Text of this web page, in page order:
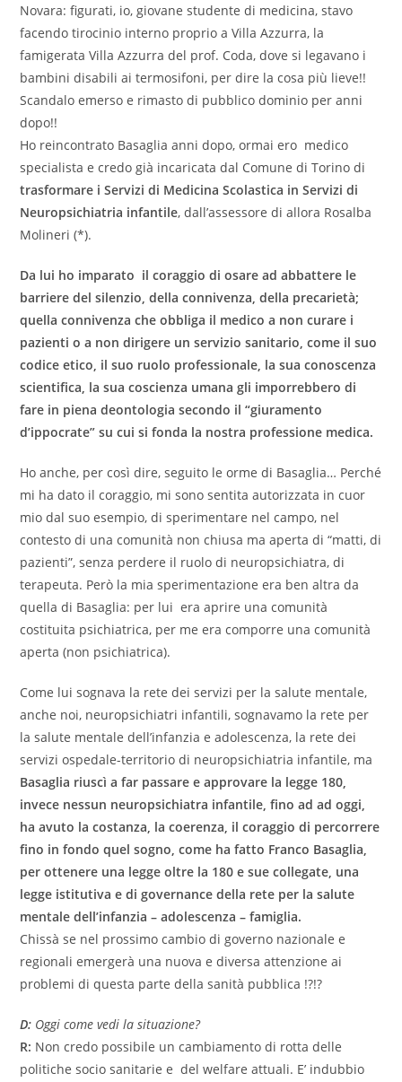
Novara: figurati, io, giovane studente di medicina, stavo
facendo tirocinio interno proprio a Villa Azzurra, la
famigerata Villa Azzurra del prof. Coda, dove si legavano i
bambini disabili ai termosifoni, per dire la cosa più lieve!!
Scandalo emerso e rimasto di pubblico dominio per anni
dopo!!
Ho reincontrato Basaglia anni dopo, ormai ero medico
specialista e credo già incaricata dal Comune di Torino di
trasformare i Servizi di Medicina Scolastica in Servizi di
Neuropsichiatria infantile, dall’assessore di allora Rosalba
Molineri (*).
Da lui ho imparato il coraggio di osare ad abbattere le
barriere del silenzio, della connivenza, della precarietà;
quella connivenza che obbliga il medico a non curare i
pazienti o a non dirigere un servizio sanitario, come il suo
codice etico, il suo ruolo professionale, la sua conoscenza
scientifica, la sua coscienza umana gli imporrebbero di
fare in piena deontologia secondo il “giuramento
d’ippocrate” su cui si fonda la nostra professione medica.
Ho anche, per così dire, seguito le orme di Basaglia… Perché
mi ha dato il coraggio, mi sono sentita autorizzata in cuor
mio dal suo esempio, di sperimentare nel campo, nel
contesto di una comunità non chiusa ma aperta di “matti, di
pazienti”, senza perdere il ruolo di neuropsichiatra, di
terapeuta. Però la mia sperimentazione era ben altra da
quella di Basaglia: per lui era aprire una comunità
costituita psichiatrica, per me era comporre una comunità
aperta (non psichiatrica).
Come lui sognava la rete dei servizi per la salute mentale,
anche noi, neuropsichiatri infantili, sognavamo la rete per
la salute mentale dell’infanzia e adolescenza, la rete dei
servizi ospedale-territorio di neuropsichiatria infantile, ma
Basaglia riuscì a far passare e approvare la legge 180,
invece nessun neuropsichiatra infantile, fino ad ad oggi,
ha avuto la costanza, la coerenza, il coraggio di percorrere
fino in fondo quel sogno, come ha fatto Franco Basaglia,
per ottenere una legge oltre la 180 e sue collegate, una
legge istitutiva e di governance della rete per la salute
mentale dell’infanzia – adolescenza – famiglia.
Chissà se nel prossimo cambio di governo nazionale e
regionali emergerà una nuova e diversa attenzione ai
problemi di questa parte della sanità pubblica !?!?
D: Oggi come vedi la situazione?
R: Non credo possibile un cambiamento di rotta delle
politiche socio sanitarie e del welfare attuali. E’ indubbio